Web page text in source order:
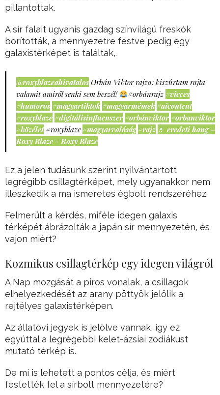
pillantottak.
A sír falait ugyanis gazdag színvilágú freskók
borították, a mennyezetre festve pedig egy
galaxistérképet is találtak,.
@roxyblazeahivatalos Orbán Viktor rajza: kiszúrtam rajta
valamit amiről senki sem beszél!
#orbánrajz #vicces
#humoros #magyartiktok #magyarmémek #aicontent
#roxyblaze #digitálisinfluenszer #orbánviktor #orbanviktor
#közélet #roxyblaze #magyarvalóság #rajz ♬ eredeti hang –
Roxy Blaze - Roxy Blaze
Ez a jelen tudásunk szerint nyilvántartott
legrégibb csillagtérképet, mely ugyanakkor nem
illeszkedik a ma ismeretes égbolt rendszeréhez.
Felmerült a kérdés, miféle idegen galaxis
térképét ábrázolták a japán sír mennyezetén, és
vajon miért?
Kozmikus csillagtérkép egy idegen világról
A Nap mozgását a piros vonalak, a csillagok
elhelyezkedését az arany pöttyök jelölik a
rejtélyes galaxistérképen.
Az állatövi jegyek is jelölve vannak, így ez
egyúttal a legrégebbi kelet-ázsiai zodiákust
mutató térkép is.
De mi is lehetett a pontos célja, és miért
festették fel a sírbolt mennyezetére?